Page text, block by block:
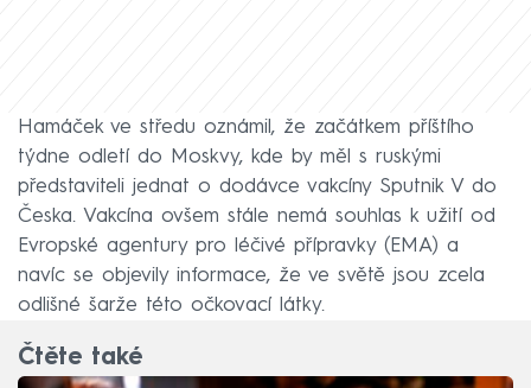
Hamáček ve středu oznámil, že začátkem příštího
týdne odletí do Moskvy, kde by měl s ruskými
představiteli jednat o dodávce vakcíny Sputnik V do
Česka. Vakcína ovšem stále nemá souhlas k užití od
Evropské agentury pro léčivé přípravky (EMA) a
navíc se objevily informace, že ve světě jsou zcela
odlišné šarže této očkovací látky.
Čtěte také